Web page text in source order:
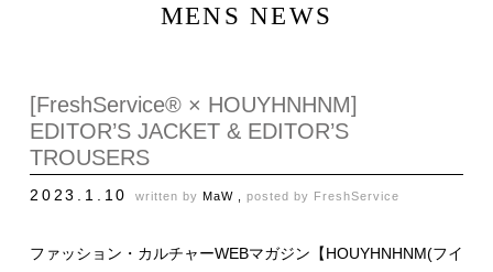
MENS NEWS
[FreshService® × HOUYHNHNM]
EDITOR’S JACKET & EDITOR’S
TROUSERS
2023.1.10 written by MaW , posted by FreshService
ファッション・カルチャーWEBマガジン【HOUYHNHNM(フイ